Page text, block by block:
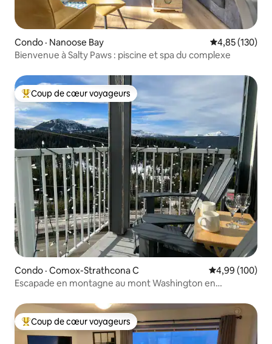
Condo · Nanoose Bay Note
4,85 (130)
Bienvenue à Salty Paws : piscine et spa du complexe
Coup de cœur voyageurs parmi les plus aimés
Coup de cœur voyageurs
Condo · Comox-Strathcona C Note
4,99 (100)
Escapade en montagne au mont Washington en
Coup de cœur voyageurs parmi les plus aimés
Coup de cœur voyageurs